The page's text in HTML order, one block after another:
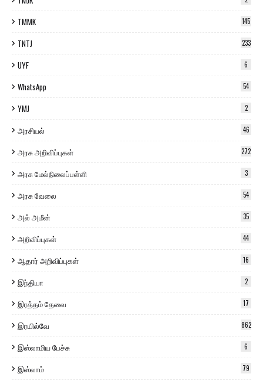
TMMK 145
TNTJ 233
UYF 6
WhatsApp 54
YMJ 2
அரசியல் 46
அரசு அறிவிப்புகள் 272
அரசு மேல்நிலைப்பள்ளி 3
அரசு வேலை 54
அல் அமீன் 35
அறிவிப்புகள் 44
ஆதார் அறிவிப்புகள் 16
இந்தியா 2
இரத்தம் தேவை 17
இரயில்வே 862
இஸ்லாமிய பேச்சு 6
இஸ்லாம் 79